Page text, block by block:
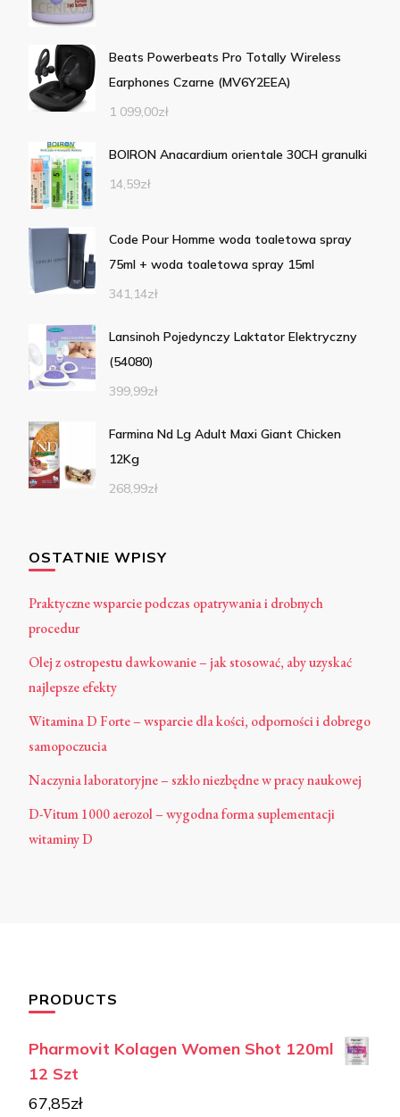
Beats Powerbeats Pro Totally Wireless
Earphones Czarne (MV6Y2EEA)
1 099,00zł
BOIRON Anacardium orientale 30CH granulki
14,59zł
Code Pour Homme woda toaletowa spray
75ml + woda toaletowa spray 15ml
341,14zł
Lansinoh Pojedynczy Laktator Elektryczny
(54080)
399,99zł
Farmina Nd Lg Adult Maxi Giant Chicken
12Kg
268,99zł
OSTATNIE WPISY
Praktyczne wsparcie podczas opatrywania i drobnych
procedur
Olej z ostropestu dawkowanie – jak stosować, aby uzyskać
najlepsze efekty
Witamina D Forte – wsparcie dla kości, odporności i dobrego
samopoczucia
Naczynia laboratoryjne – szkło niezbędne w pracy naukowej
D-Vitum 1000 aerozol – wygodna forma suplementacji
witaminy D
PRODUCTS
Pharmovit Kolagen Women Shot 120ml
12 Szt
67,85zł